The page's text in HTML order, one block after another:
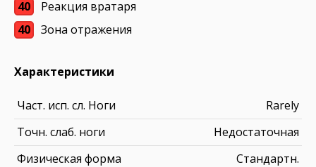
40
Реакция вратаря
40
Зона отражения
Характеристики
Част. исп. сл. Ноги
Rarely
Точн. слаб. ноги
Недостаточная
Физическая форма
Стандартн.